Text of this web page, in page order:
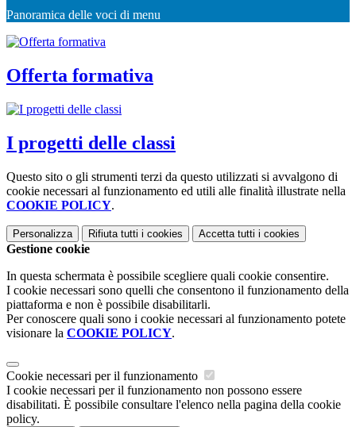
Panoramica delle voci di menu
Offerta formativa
I progetti delle classi
Questo sito o gli strumenti terzi da questo utilizzati si avvalgono di
cookie necessari al funzionamento ed utili alle finalità illustrate nella
COOKIE POLICY.
Personalizza Rifiuta tutti i cookies Accetta tutti i cookies
Gestione cookie
In questa schermata è possibile scegliere quali cookie consentire.
I cookie necessari sono quelli che consentono il funzionamento della
piattaforma e non è possibile disabilitarli.
Per conoscere quali sono i cookie necessari al funzionamento potete
visionare la COOKIE POLICY.
Cookie necessari per il funzionamento
I cookie necessari per il funzionamento non possono essere
disabilitati. È possibile consultare l'elenco nella pagina della cookie
policy.